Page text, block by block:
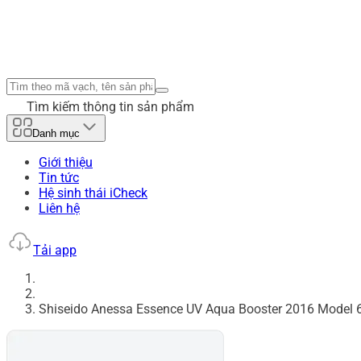
Tìm kiếm thông tin sản phẩm
Danh mục
Giới thiệu
Tin tức
Hệ sinh thái iCheck
Liên hệ
Tải app
Shiseido Anessa Essence UV Aqua Booster 2016 Model